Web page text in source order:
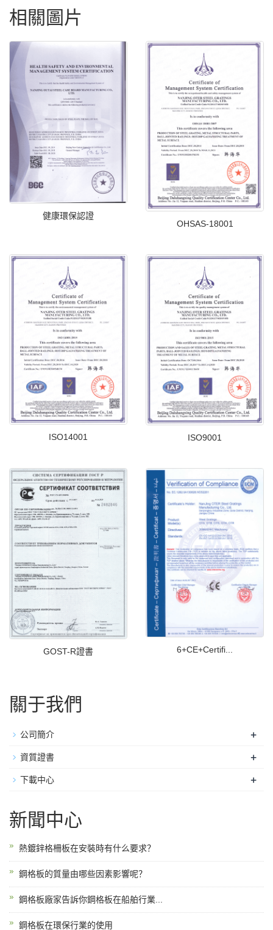
相關圖片
健康環保認證
OHSAS-18001
ISO14001 ISO9001
GOST-R證書 6+CE+Certifi...
關于我們
公司簡介 +
資質證書 +
下載中心 +
新聞中心
熱鍍鋅格柵板在安裝時有什么要求？
鋼格板的質量由哪些因素影響呢？
鋼格板廠家告訴你鋼格板在船舶行業...
鋼格板在環保行業的使用